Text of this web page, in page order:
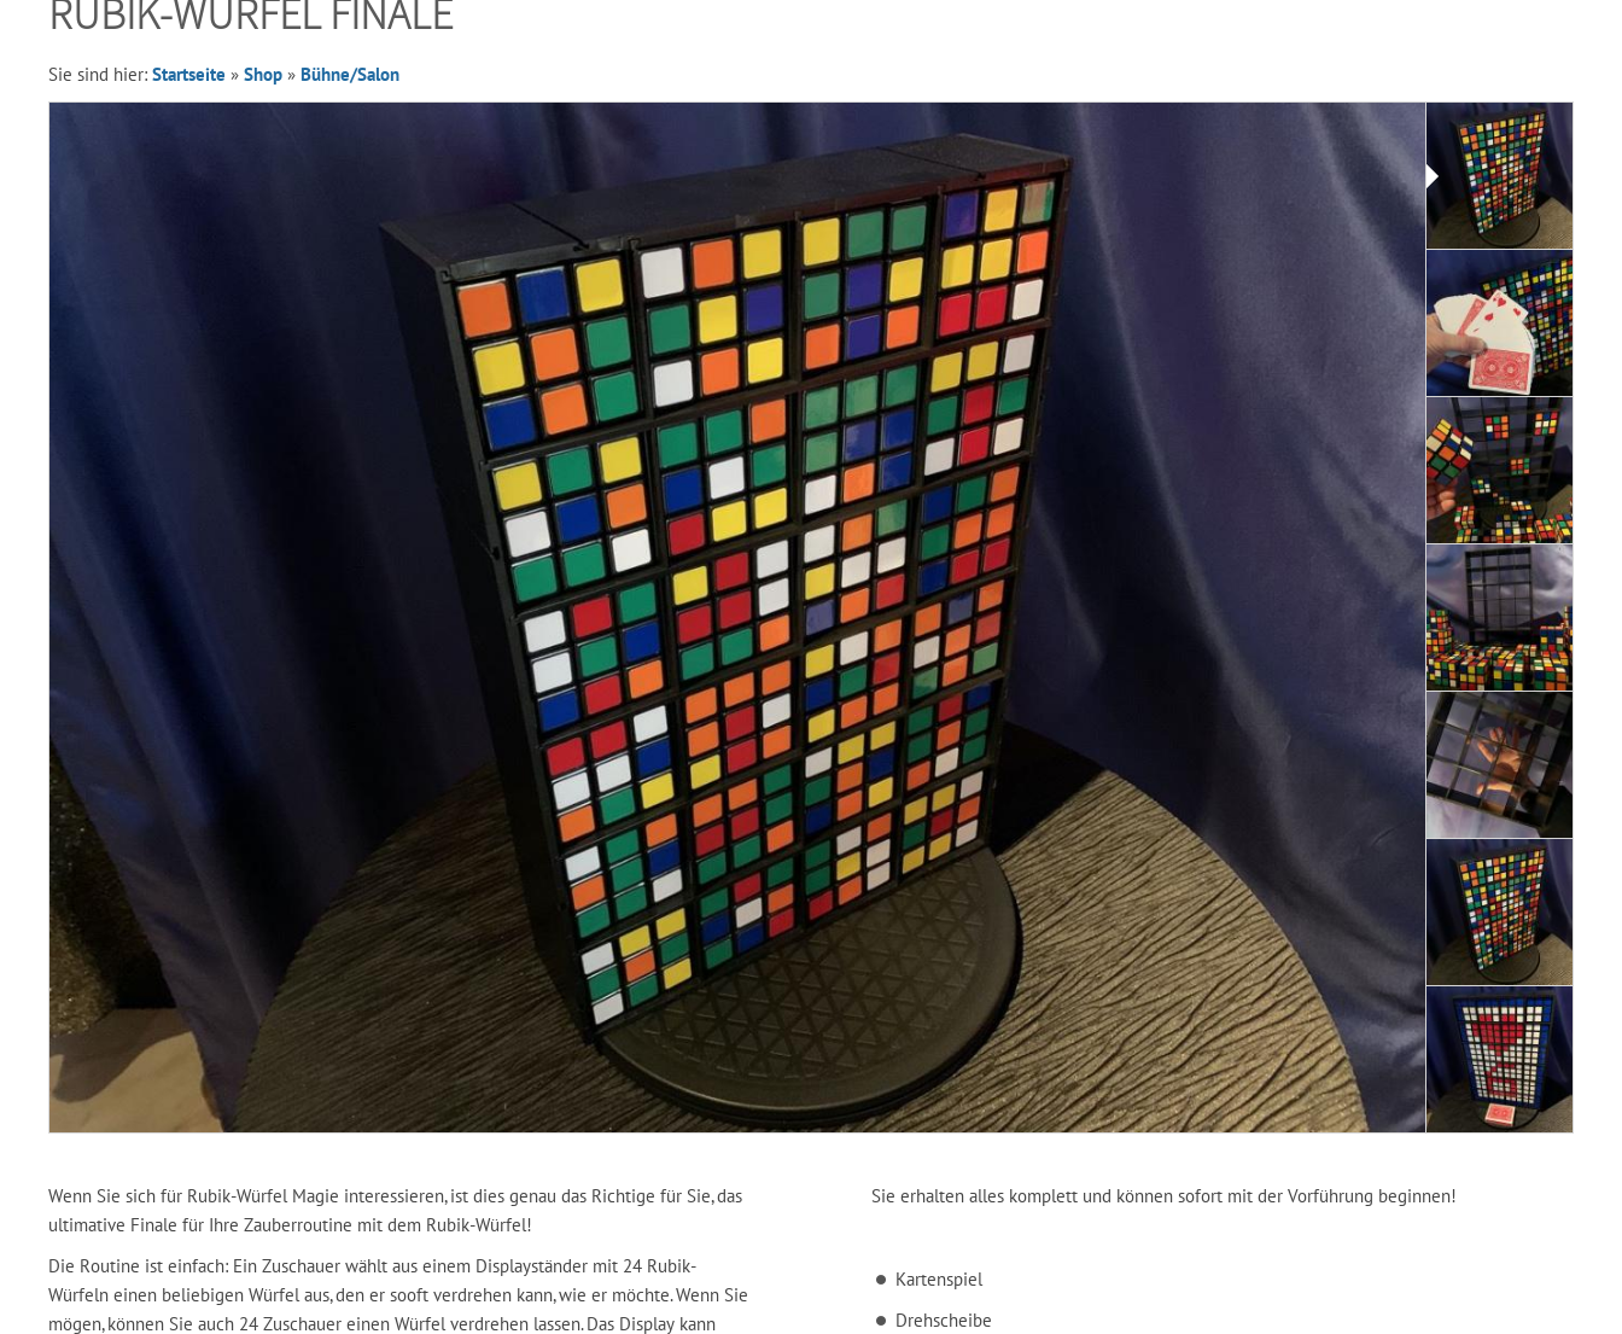
RUBIK-WÜRFEL FINALE
Sie sind hier: Startseite » Shop » Bühne/Salon
Wenn Sie sich für Rubik-Würfel Magie interessieren, ist dies genau das Richtige für Sie, das
ultimative Finale für Ihre Zauberroutine mit dem Rubik-Würfel!
Die Routine ist einfach: Ein Zuschauer wählt aus einem Displayständer mit 24 Rubik-
Würfeln einen beliebigen Würfel aus, den er sooft verdrehen kann, wie er möchte. Wenn Sie
mögen, können Sie auch 24 Zuschauer einen Würfel verdrehen lassen. Das Display kann
Sie erhalten alles komplett und können sofort mit der Vorführung beginnen!
Kartenspiel
Drehscheibe